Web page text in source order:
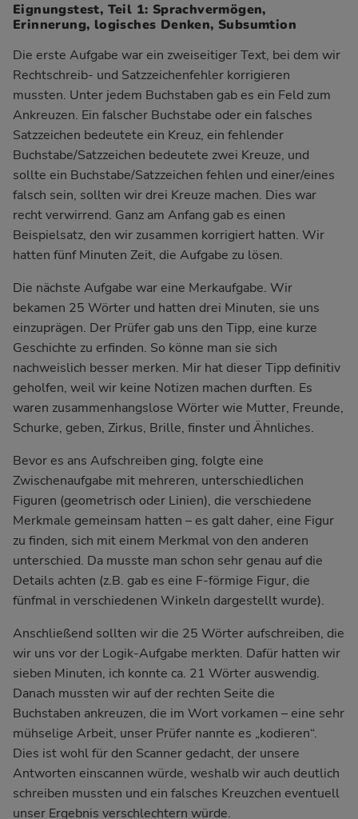
Eignungstest, Teil 1: Sprachvermögen,
Erinnerung, logisches Denken, Subsumtion
Die erste Aufgabe war ein zweiseitiger Text, bei dem wir
Rechtschreib- und Satzzeichenfehler korrigieren
mussten. Unter jedem Buchstaben gab es ein Feld zum
Ankreuzen. Ein falscher Buchstabe oder ein falsches
Satzzeichen bedeutete ein Kreuz, ein fehlender
Buchstabe/Satzzeichen bedeutete zwei Kreuze, und
sollte ein Buchstabe/Satzzeichen fehlen und einer/eines
falsch sein, sollten wir drei Kreuze machen. Dies war
recht verwirrend. Ganz am Anfang gab es einen
Beispielsatz, den wir zusammen korrigiert hatten. Wir
hatten fünf Minuten Zeit, die Aufgabe zu lösen.
Die nächste Aufgabe war eine Merkaufgabe. Wir
bekamen 25 Wörter und hatten drei Minuten, sie uns
einzuprägen. Der Prüfer gab uns den Tipp, eine kurze
Geschichte zu erfinden. So könne man sie sich
nachweislich besser merken. Mir hat dieser Tipp definitiv
geholfen, weil wir keine Notizen machen durften. Es
waren zusammenhangslose Wörter wie Mutter, Freunde,
Schurke, geben, Zirkus, Brille, finster und Ähnliches.
Bevor es ans Aufschreiben ging, folgte eine
Zwischenaufgabe mit mehreren, unterschiedlichen
Figuren (geometrisch oder Linien), die verschiedene
Merkmale gemeinsam hatten – es galt daher, eine Figur
zu finden, sich mit einem Merkmal von den anderen
unterschied. Da musste man schon sehr genau auf die
Details achten (z.B. gab es eine F-förmige Figur, die
fünfmal in verschiedenen Winkeln dargestellt wurde).
Anschließend sollten wir die 25 Wörter aufschreiben, die
wir uns vor der Logik-Aufgabe merkten. Dafür hatten wir
sieben Minuten, ich konnte ca. 21 Wörter auswendig.
Danach mussten wir auf der rechten Seite die
Buchstaben ankreuzen, die im Wort vorkamen – eine sehr
mühselige Arbeit, unser Prüfer nannte es „kodieren“.
Dies ist wohl für den Scanner gedacht, der unsere
Antworten einscannen würde, weshalb wir auch deutlich
schreiben mussten und ein falsches Kreuzchen eventuell
unser Ergebnis verschlechtern würde.